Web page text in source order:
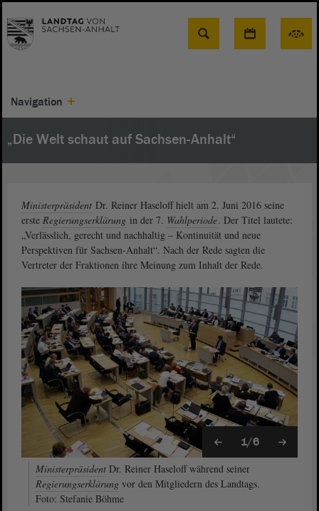
Suche
Navigation
„Die Welt schaut auf Sachsen-Anhalt“
Ministerpräsident Dr. Reiner Haseloff hielt am 2. Juni 2016 seine
erste Regierungserklärung in der 7. Wahlperiode. Der Titel lautete:
„Verlässlich, gerecht und nachhaltig – Kontinuität und neue
Perspektiven für Sachsen-Anhalt“. Nach der Rede sagten die
Vertreter der Fraktionen ihre Meinung zum Inhalt der Rede.
1/6
Ministerpräsident Dr. Reiner Haseloff während seiner
Regierungserklärung vor den Mitgliedern des Landtags.
Foto: Stefanie Böhme